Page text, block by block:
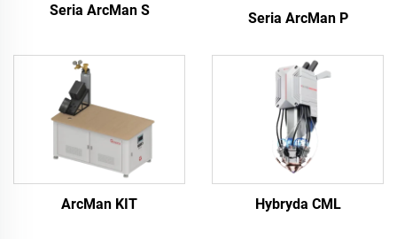
Seria ArcMan S Seria ArcMan P
ArcMan KIT Hybryda CML